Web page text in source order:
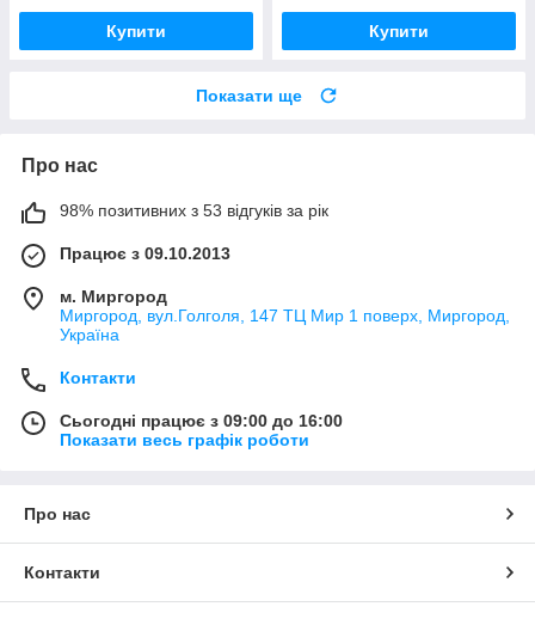
Купити Купити
Показати ще
Про нас
98% позитивних з 53 відгуків за рік
Працює з 09.10.2013
м. Миргород
Миргород, вул.Голголя, 147 ТЦ Мир 1 поверх, Миргород,
Україна
Контакти
Сьогодні працює з 09:00 до 16:00
Показати весь графік роботи
Про нас
Контакти